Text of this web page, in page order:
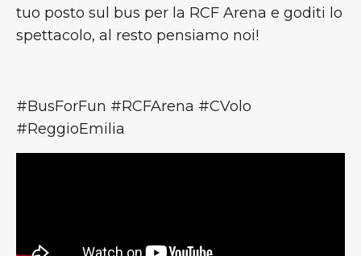
tuo posto sul bus per la RCF Arena e goditi lo
spettacolo, al resto pensiamo noi!
#BusForFun #RCFArena #CVolo
#ReggioEmilia